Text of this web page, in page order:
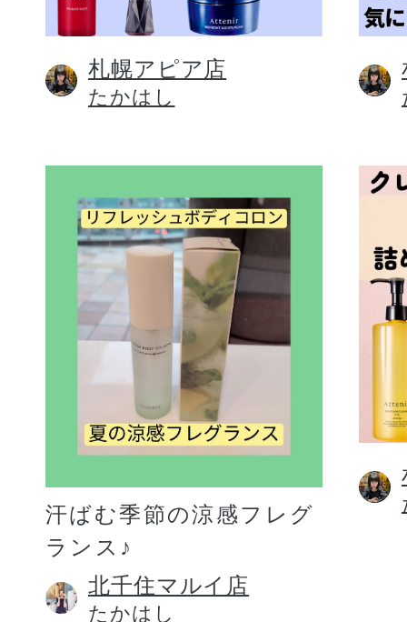
札幌アピア店
たかはし
汗ばむ季節の涼感フレグ
ランス♪
北千住マルイ店
たかはし